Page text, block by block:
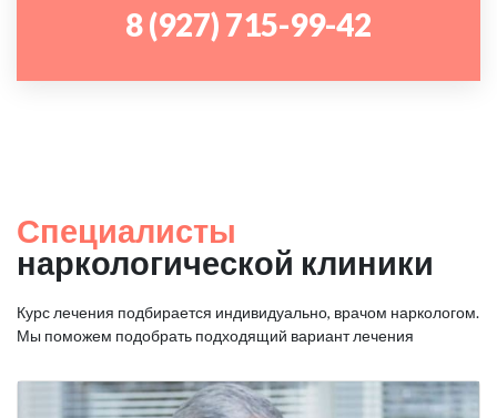
8 (927) 715-99-42
Специалисты
наркологической клиники
Курс лечения подбирается индивидуально, врачом наркологом.
Мы поможем подобрать подходящий вариант лечения